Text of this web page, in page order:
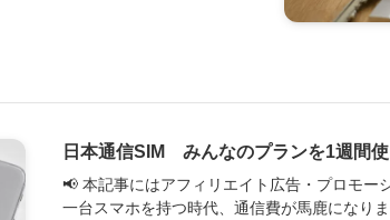
日本通信SIM みんなのプランを1週間
📢 本記事にはアフィリエイト広告・プロモー
一台スマホを持つ時代、通信費が馬鹿になり